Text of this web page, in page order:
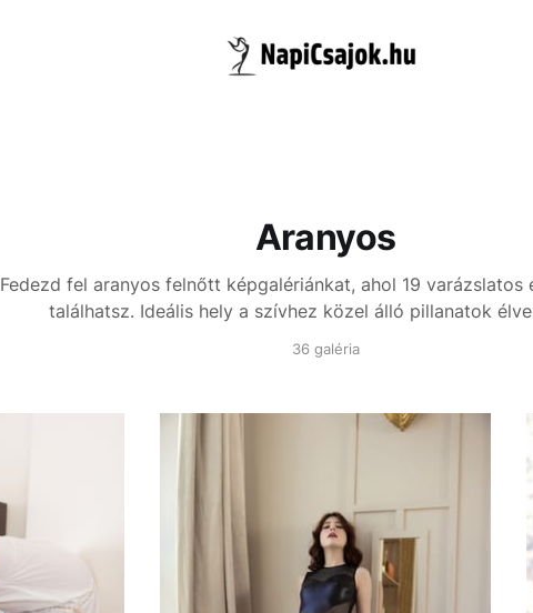
Aranyos
Fedezd fel aranyos felnőtt képgalériánkat, ahol 19 varázslatos
találhatsz. Ideális hely a szívhez közel álló pillanatok
36 galéria